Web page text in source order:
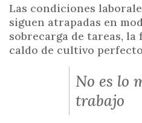
Las condiciones
siguen atrapadas en
sobrecarga de tareas,
caldo de cultivo
No es lo
trabajo